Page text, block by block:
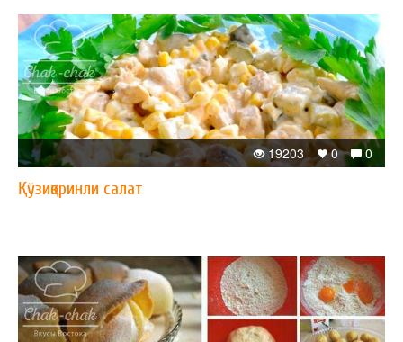
0
0
19203
Қўзиқоринли салат